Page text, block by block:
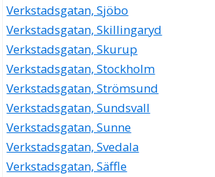
Fyris-Tryck AB
Johan Olof Tesséus
018-137755
Verkstadsgatan 8, 75323 Uppsala
Koppla El & Larm i Uppland AB
018-341504
Verkstadsgatan 8, 75323 Uppsala
MP Kreativ Teknik i Uppsala AB
Bo Marcus Persson
Verkstadsgatan, Sjöbo
Verkstadsgatan, Skillingaryd
Verkstadsgatan, Skurup
Verkstadsgatan, Stockholm
Verkstadsgatan, Strömsund
Verkstadsgatan, Sundsvall
Verkstadsgatan, Sunne
Verkstadsgatan, Svedala
Verkstadsgatan, Säffle